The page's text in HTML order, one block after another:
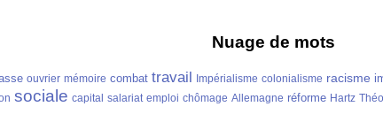
Nuage de mots
ouvrier mémoire combat travail Impérialisme colonialisme racisme
sociale capital salariat emploi chômage Allemagne réforme Hartz Théo